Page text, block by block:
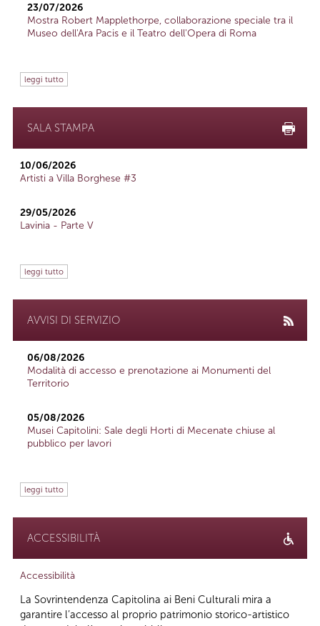
23/07/2026
Mostra Robert Mapplethorpe, collaborazione speciale tra il
Museo dell'Ara Pacis e il Teatro dell'Opera di Roma
leggi tutto
SALA STAMPA
10/06/2026
Artisti a Villa Borghese #3
29/05/2026
Lavinia - Parte V
leggi tutto
AVVISI DI SERVIZIO
06/08/2026
Modalità di accesso e prenotazione ai Monumenti del
Territorio
05/08/2026
Musei Capitolini: Sale degli Horti di Mecenate chiuse al
pubblico per lavori
leggi tutto
ACCESSIBILITÀ
Accessibilità
La Sovrintendenza Capitolina ai Beni Culturali mira a
garantire l’accesso al proprio patrimonio storico-artistico